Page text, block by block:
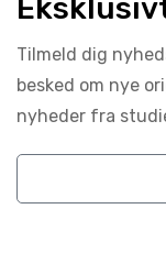
Tilmeld dig
besked om nye
nyheder fra